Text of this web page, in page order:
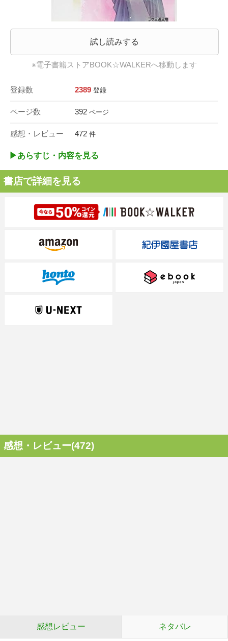
試し読みする
※電子書籍ストアBOOK☆WALKERへ移動します
登録数 2389 登録
ページ数 392 ページ
感想・レビュー 472 件
▶︎あらすじ・内容を見る
書店で詳細を見る
感想・レビュー(472)
感想レビュー ネタバレ